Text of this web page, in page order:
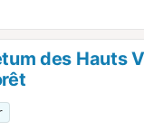
important de
apparue à plusieurs
des Hauts